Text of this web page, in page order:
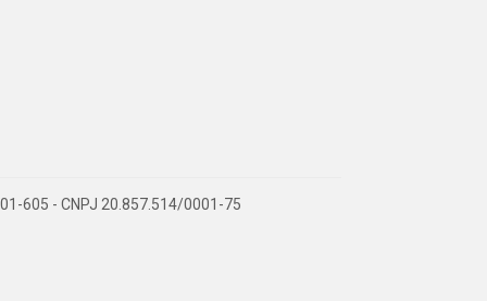
605 - CNPJ 20.857.514/0001-75